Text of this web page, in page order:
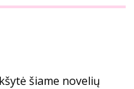
šiame novelių